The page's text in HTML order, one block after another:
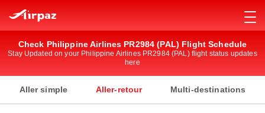
Check Philippine Airlines PR2984 (PAL) Flight Schedule
Stay Updated on your Philippine Airlines PR2984 (PAL) flight status updates
here
Aller simple Aller-retour Multi-destinations